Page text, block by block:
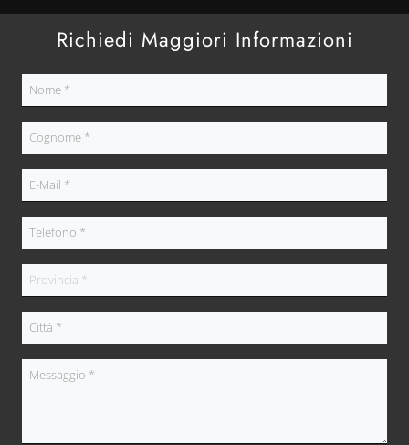
Richiedi Maggiori Informazioni